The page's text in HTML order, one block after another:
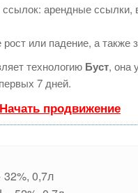
арендные ссылки,
или падение, а также
технологию Буст, она
7 дней.
продвижение
32%, 0,7л